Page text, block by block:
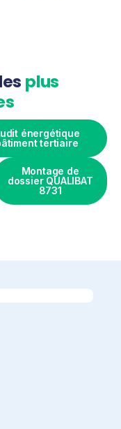
plus
énergétique
tertiaire
Montage de
dossier QUALIBAT
8731